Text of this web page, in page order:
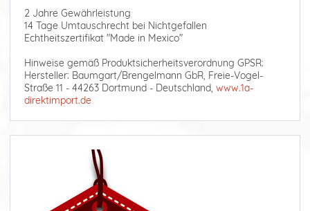
2 Jahre Gewährleistung
14 Tage Umtauschrecht bei Nichtgefallen
Echtheitszertifikat "Made in Mexico"
Hinweise gemäß Produktsicherheitsverordnung GPSR:
Hersteller: Baumgart/Brengelmann GbR, Freie-Vogel-
Straße 11 - 44263 Dortmund - Deutschland, www.1a-
direktimport.de